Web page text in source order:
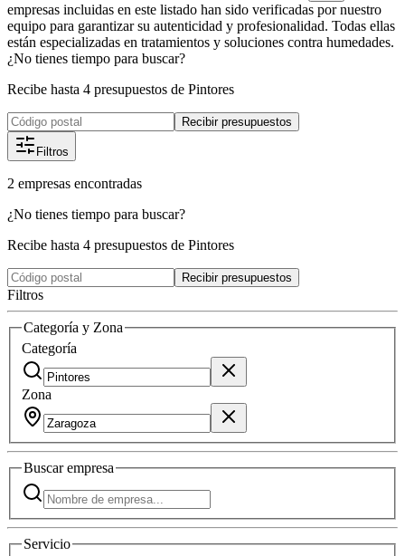
empresas incluidas en este listado han sido verificadas por nuestro
equipo para garantizar su autenticidad y profesionalidad. Todas ellas
están especializadas en tratamientos y soluciones contra humedades.
¿No tienes tiempo para buscar?
Recibe hasta 4 presupuestos de Pintores
Recibir presupuestos
Filtros
2 empresas encontradas
¿No tienes tiempo para buscar?
Recibe hasta 4 presupuestos de Pintores
Recibir presupuestos
Filtros
Categoría y Zona
Categoría
Zona
Buscarempresa
Servicio